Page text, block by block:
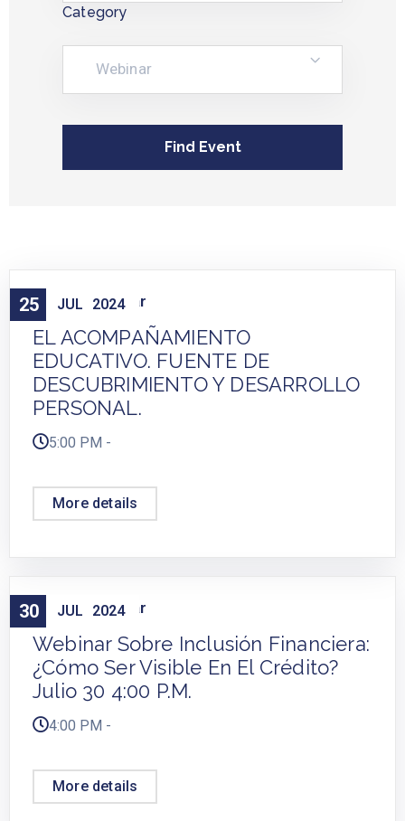
Category
Webinar
25 JUL 2024
Cursos Webinar
EL ACOMPAÑAMIENTO
EDUCATIVO. FUENTE DE
DESCUBRIMIENTO Y DESARROLLO
PERSONAL.
5:00 PM -
More details
30 JUL 2024
Cursos Webinar
Webinar Sobre Inclusión Financiera:
¿Cómo Ser Visible En El Crédito?
Julio 30 4:00 P.m.
4:00 PM -
More details